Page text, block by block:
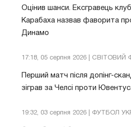
Оцінив шанси. Ексгравець
Карабаха назвав фаворита
Динамо
17:18, 05 серпня 2026 | СВІТОВИЙ
Перший матч після допінг-
зіграв за Челсі проти
19:32, 03 серпня 2026 | ФУТБОЛ